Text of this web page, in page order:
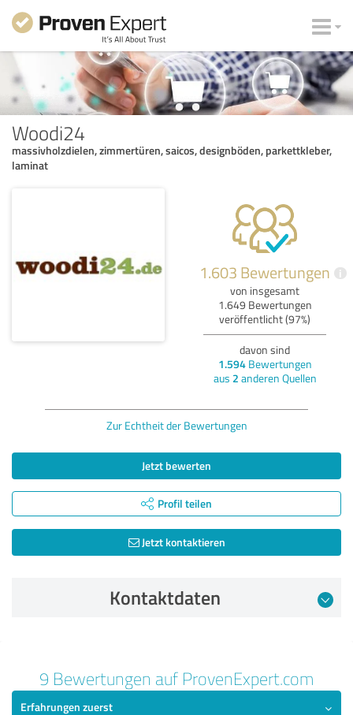
Woodi24
massivholzdielen, zimmertüren, saicos, designböden, parkettkleber,
laminat
1.603 Bewertungen i
von insgesamt
1.649 Bewertungen
veröffentlicht (97%)
davon sind
1.594Bewertungen
aus 2 anderen Quellen
Zur Echtheit der Bewertungen
Jetzt bewerten
Profil teilen
Jetzt kontaktieren
Kontaktdaten
5,00 von 5
9 Bewertungen auf ProvenExpert.com
Erfahrungen zuerst